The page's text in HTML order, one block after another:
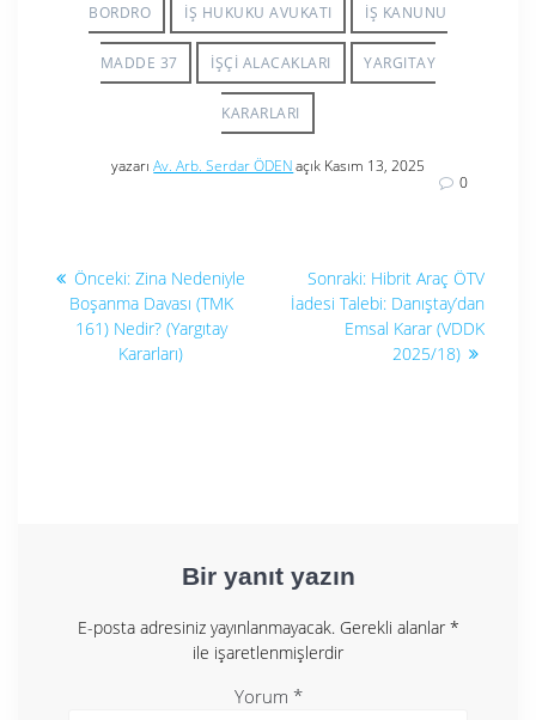
BORDRO İŞ HUKUKU AVUKATI İŞ KANUNU
MADDE 37 IŞÇI ALACAKLARI YARGITAY
KARARLARI
yazarıAv. Arb. Serdar ÖDENaçık Kasım 13, 2025
0
Yazı
gezinmesi
Önceki: Önceki
yazı:
Zina Nedeniyle
Boşanma Davası (TMK
161) Nedir? (Yargıtay
Kararları)
Sonraki: Sonraki
yazı:
Hibrit Araç ÖTV
İadesi Talebi: Danıştay’dan
Emsal Karar (VDDK
2025/18)
Bir yanıt yazın
E-posta adresiniz yayınlanmayacak. Gerekli alanlar *
ile işaretlenmişlerdir
Yorum *